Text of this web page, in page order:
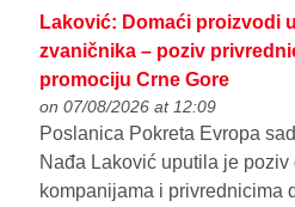
Laković: Domaći proizvodi
zvaničnika – poziv
promociju Crne Gore
on 07/08/2026 at 12:09
Poslanica Pokreta Evropa
Nađa Laković uputila je
kompanijama i privrednicima